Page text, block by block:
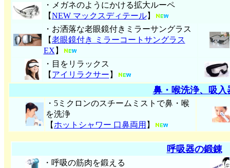
・メガネのようにかける拡大ルーペ
【NEW マックスディテール】
・お洒落な老眼鏡付きミラーサングラス
【老眼鏡付き ミラーコートサングラス
EX 】
・目をリラックス
【 アイリラクサー 】
鼻・喉洗浄、吸入
・5ミクロンのスチームミストで鼻・喉
を洗浄
【 ホットシャワー 口鼻両用 】
呼吸器の鍛錬
・呼吸の筋肉を鍛える